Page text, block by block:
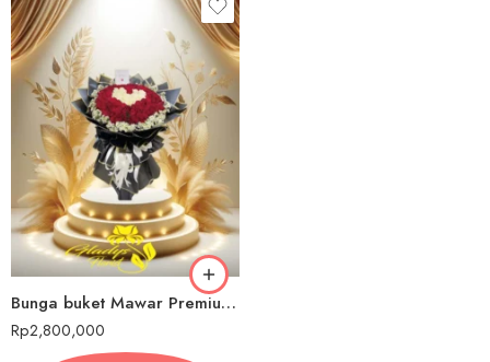
Bunga buket Mawar Premium Pulang Pisau
Rp2,800,000